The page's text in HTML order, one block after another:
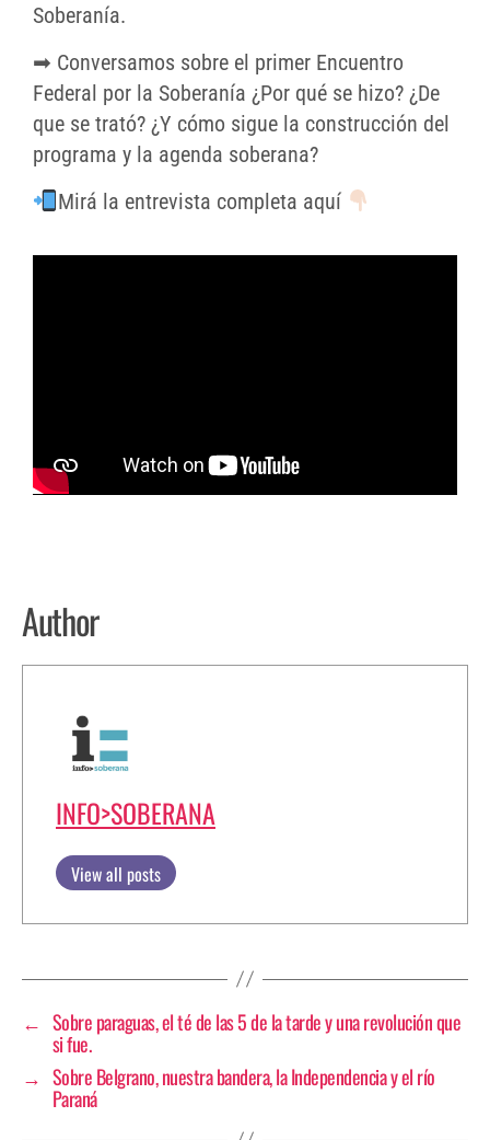
Soberanía.
➡ Conversamos sobre el primer Encuentro
Federal por la Soberanía ¿Por qué se hizo? ¿De
que se trató? ¿Y cómo sigue la construcción del
programa y la agenda soberana?
Mirá la entrevista completa aquí
Author
INFO>SOBERANA
View all posts
← Sobre paraguas, el té de las 5 de la tarde y una revolución que
si fue.
→ Sobre Belgrano, nuestra bandera, la Independencia y el río
Paraná